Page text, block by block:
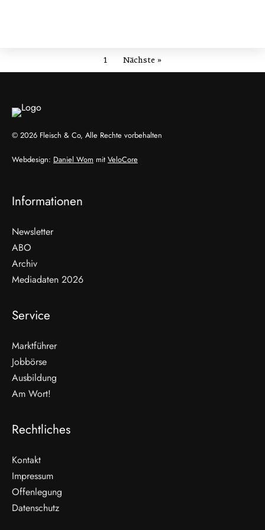
1 Nächste »
© 2026 Fleisch & Co, Alle Rechte vorbehalten
Webdesign: Daniel Wom mit VeloCore
Informationen
Newsletter
ABO
Archiv
Mediadaten 2026
Service
Marktführer
Jobbörse
Ausbildung
Am Wort!
Rechtliches
Kontakt
Impressum
Offenlegung
Datenschutz